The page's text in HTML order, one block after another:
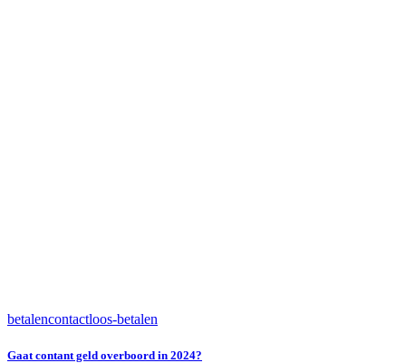
betalencontactloos-betalen
Gaat contant geld overboord in 2024?